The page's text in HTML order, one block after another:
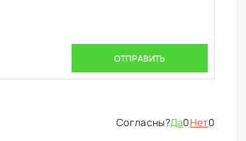
ОТПРАВИТЬ
Да0Нет0